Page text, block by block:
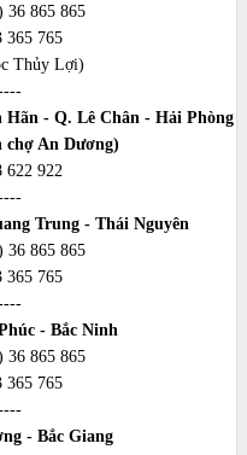
36 865 865
365 765
Thủy Lợi)
Hãn - Q. Lê Chân - Hải Phòng
chợ An Dương)
622 922
Trung - Thái Nguyên
36 865 865
365 765
- Bắc Ninh
36 865 865
365 765
- Bắc Giang